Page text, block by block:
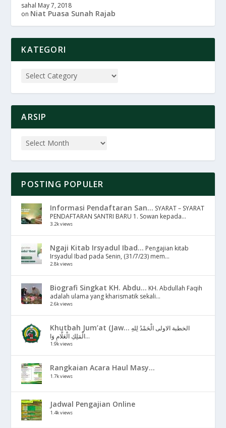
sahal May 7, 2018
on Niat Puasa Sunah Rajab
KATEGORI
ARSIP
POSTING POPULER
Informasi Pendaftaran San... SYARAT – SYARAT
PENDAFTARAN SANTRI BARU 1. Sowan kepada...
3.2k views
Ngaji Kitab Irsyadul Ibad... Pengajian kitab
Irsyadul Ibad pada Senin, (31/7/23) mem...
2.8k views
Biografi Singkat KH. Abdu... KH. Abdullah Faqih
adalah ulama yang kharismatik sekali...
2.6k views
Khutbah Jum’at (Jaw... الخطبة الاولى الْحَمْدُ لِلهِ
الْمَلِكِ الْعَلَّامِ وَا...
1.9k views
Rangkaian Acara Haul Masy...
1.7k views
Jadwal Pengajian Online
1.4k views